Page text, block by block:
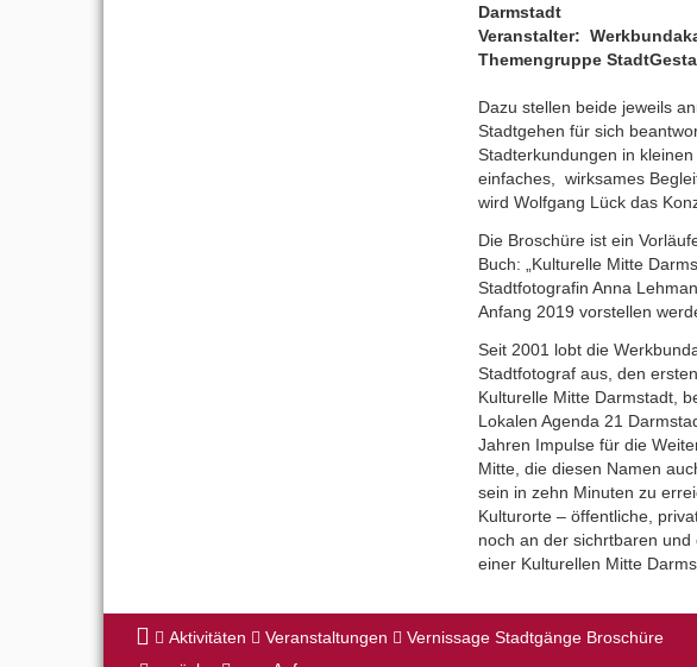
Darmstadt
Veranstalter:
Themengruppe
Dazu stellen beide jeweils
Stadtgehen für sich
Stadterkundungen in
einfaches, wirksames
wird Wolfgang Lück das
Die Broschüre ist ein
Buch: „Kulturelle Mitte
Stadtfotografin Anna
Anfang 2019 vorstellen
Seit 2001 lobt die
Stadtfotograf aus, den
Kulturelle Mitte Darmstadt,
Lokalen Agenda 21
Jahren Impulse für die
Mitte, die diesen Namen
sein in zehn Minuten zu
Kulturorte – öffentliche,
noch an der sichrtbaren
einer Kulturellen Mitte
Aktivitäten Veranstaltungen
Vernissage Stadtgänge Broschüre